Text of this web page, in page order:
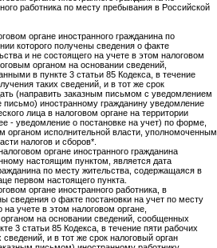
работника по месту пребывания в Российской
органе иностранного гражданина по
которого получены сведения о факте
и не состоящего на учете в этом налоговом
органом на основании сведений,
в пункте 3 статьи 85 Кодекса, в течение
таких сведений, и в тот же срок
(направить заказным письмом с уведомлением
письмо) иностранному гражданину уведомление
лица в налоговом органе на территории
- уведомление о постановке на учет) по форме,
органом исполнительной власти, уполномоченным
налогов и сборов*.
органе иностранного гражданина
настоящим пунктом, является дата
по месту жительства, содержащаяся в
первом настоящего пункта.
органе иностранного работника, в
сведения о факте постановки на учет по месту
учете в этом налоговом органе,
на основании сведений, сообщенных
3 статьи 85 Кодекса, в течение пяти рабочих
и в тот же срок налоговый орган